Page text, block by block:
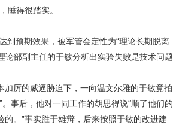
得很踏实。
预期效果，被军管会定性为“理论长期脱离
论部副主任的于敏分析出实验失败是技术问题
厉的威逼胁迫下，一向温文尔雅的于敏竟拍
事后，他对一同工作的胡思得说“顺了他们的
。”事实胜于雄辩，后来按照于敏的改进建